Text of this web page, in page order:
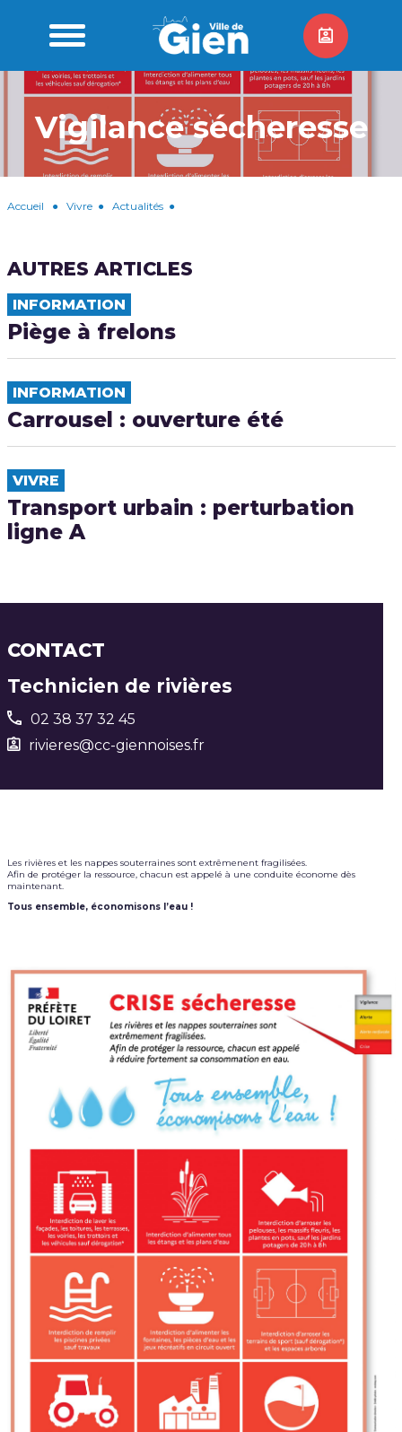
Vigilance sécheresse
Accueil ● Vivre ● Actualités ●
AUTRES ARTICLES
INFORMATION
Piège à frelons
INFORMATION
Carrousel : ouverture été
VIVRE
Transport urbain : perturbation
ligne A
CONTACT
Technicien de rivières
02 38 37 32 45
rivieres@cc-giennoises.fr
Les rivières et les nappes souterraines sont extrêmenent fragilisées.
Afin de protéger la ressource, chacun est appelé à une conduite économe dès
maintenant.
Tous ensemble, économisons l’eau !